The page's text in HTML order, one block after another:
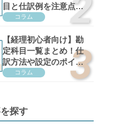
目と仕訳例を注意点と
ともに解説！
コラム
【経理初心者向け】勘
定科目一覧まとめ！仕
訳方法や設定のポイン
トを解説
コラム
探す